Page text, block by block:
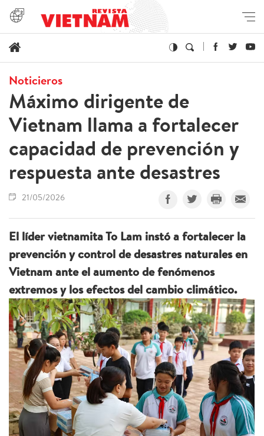
Noticieros
Máximo dirigente de
Vietnam llama a fortalecer
capacidad de prevención y
respuesta ante desastres
21/05/2026
El líder vietnamita To Lam instó a fortalecer la
prevención y control de desastres naturales en
Vietnam ante el aumento de fenómenos
extremos y los efectos del cambio climático.